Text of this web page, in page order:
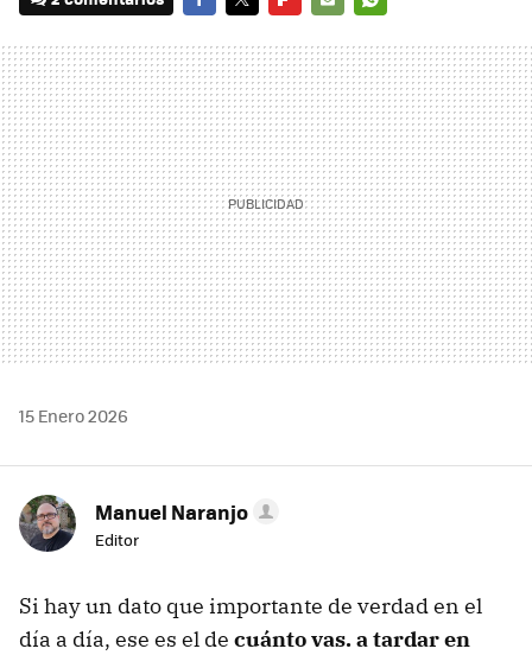
MAIL
15 Enero 2026
Manuel Naranjo
Editor
Si hay un dato que importante de verdad en el
día a día, ese es el de cuánto vas. a tardar en